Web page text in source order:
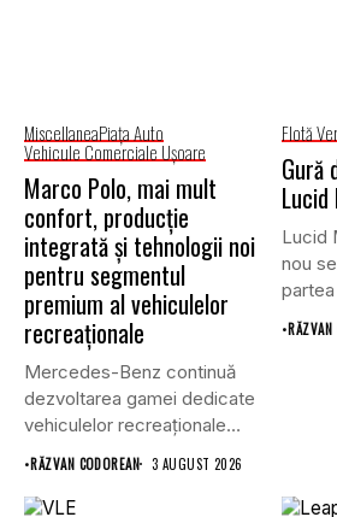
MiscellaneaPiaţa Auto
Vehicule Comerciale Uşoare
Marco Polo, mai mult
confort, producție
integrată și tehnologii noi
pentru segmentul
premium al vehiculelor
recreaționale
Mercedes-Benz continuă
dezvoltarea gamei dedicate
vehiculelor recreaționale
prin lansarea unei versiuni
actualizate...
•RĂZVAN CODOREAN 3 AUGUST 2026
Flotă
Gură
Lucid
nou
•RĂZVAN